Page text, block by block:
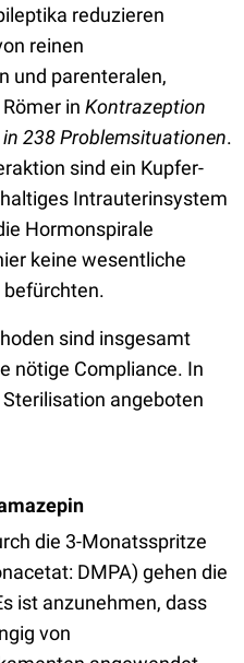
reduzieren
reinen
und parenteralen,
in Kontrazeption
238 Problemsituationen.
sind ein Kupfer-
Intrauterinsystem
Hormonspirale
keine wesentliche
befürchten.
sind insgesamt
nötige Compliance. In
angeboten
die 3-Monatsspritze
DMPA) gehen die
ist anzunehmen, dass
von